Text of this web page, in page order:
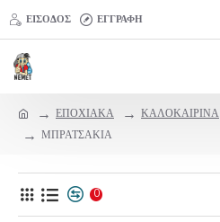
ΕΊΣΟΔΟΣ ΕΓΓΡΑΦΉ
ΕΠΟΧΙΑΚΑ ΚΑΛΟΚΑΙΡΙΝΑ
ΜΠΡΑΤΣΑΚΙΑ
0